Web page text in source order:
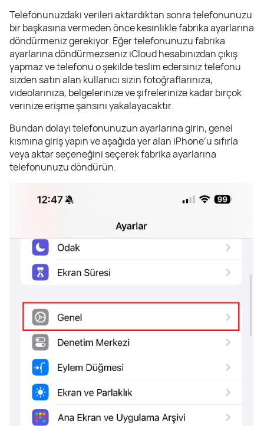
Telefonunuzdaki verileri aktardıktan sonra telefonunuzu
bir başkasına vermeden önce kesinlikle fabrika ayarlarına
döndürmeniz gerekiyor. Eğer telefonunuzu fabrika
ayarlarına döndürmezseniz iCloud hesabınızdan çıkış
yapmaz ve telefonu o şekilde teslim edersiniz telefonu
sizden satın alan kullanıcı sizin fotoğraflarınıza,
videolarınıza, belgelerinize ve şifrelerinize kadar birçok
verinize erişme şansını yakalayacaktır.
Bundan dolayı telefonunuzun ayarlarına girin, genel
kısmına giriş yapın ve aşağıda yer alan iPhone’u sıfırla
veya aktar seçeneğini seçerek fabrika ayarlarına
telefonunuzu döndürün.